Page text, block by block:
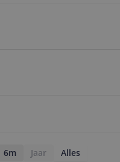
6m Jaar Alles